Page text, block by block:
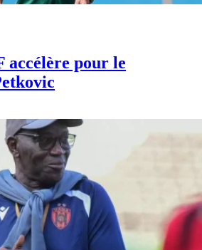
accélère pour le